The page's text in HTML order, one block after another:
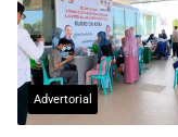
Advertorial